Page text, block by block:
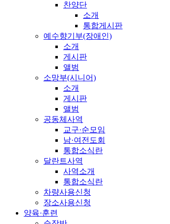
찬양단
소개
통합게시판
예수향기부(장애인)
소개
게시판
앨범
소망부(시니어)
소개
게시판
앨범
공동체사역
교구·순모임
남·여전도회
통합소식란
달란트사역
사역소개
통합소식란
차량사용신청
장소사용신청
양육·훈련